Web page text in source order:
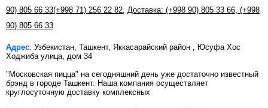
90) 805 66 33(+998 71) 256 22 82, Доставка: (+998 90) 805 33 66, (+998
90) 805 66 33
Адрес: Узбекистан, Ташкент, Яккасарайский район , Юсуфа Хос
Ходжиба улица, дом 34
"Московская пицца" на сегодняшний день уже достаточно известный
брэнд в городе Ташкент. Наша компания осуществляет
круглосуточную доставку комплексных